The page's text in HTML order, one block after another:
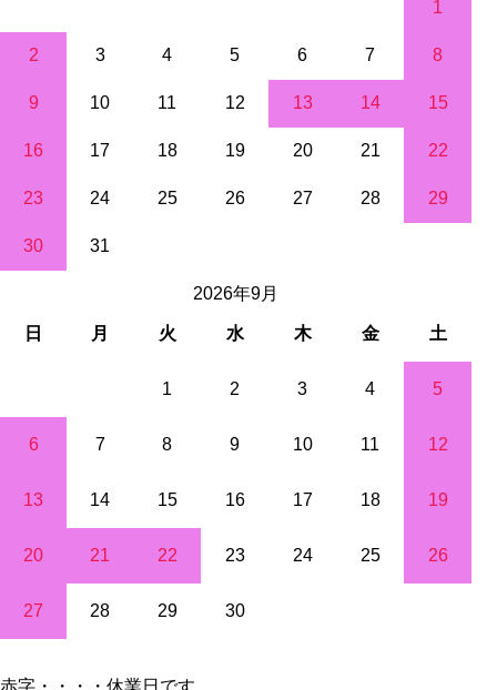
1
2 3 4 5 6 7 8
9 10 11 12 13 14 15
16 17 18 19 20 21 22
23 24 25 26 27 28 29
30 31
2026年9月
日 月 火 水 木 金 土
1 2 3 4 5
6 7 8 9 10 11 12
13 14 15 16 17 18 19
20 21 22 23 24 25 26
27 28 29 30
赤字・・・・休業日です